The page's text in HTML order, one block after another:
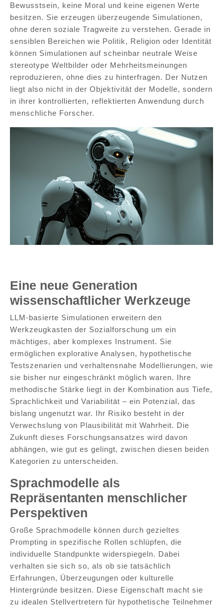
Bewusstsein, keine Moral und keine eigenen Werte
besitzen. Sie erzeugen überzeugende Simulationen,
ohne deren soziale Tragweite zu verstehen. Gerade in
sensiblen Bereichen wie Politik, Religion oder Identität
können Simulationen auf scheinbar neutrale Weise
stereotype Weltbilder oder Mehrheitsmeinungen
reproduzieren, ohne dies zu hinterfragen. Der Nutzen
liegt also nicht in der Objektivität der Modelle, sondern
in ihrer kontrollierten, reflektierten Anwendung durch
menschliche Forscher.
Eine neue Generation
wissenschaftlicher Werkzeuge
LLM-basierte Simulationen erweitern den
Werkzeugkasten der Sozialforschung um ein
mächtiges, aber komplexes Instrument. Sie
ermöglichen explorative Analysen, hypothetische
Testszenarien und verhaltensnahe Modellierungen, wie
sie bisher nur eingeschränkt möglich waren. Ihre
methodische Stärke liegt in der Kombination aus Tiefe,
Sprachlichkeit und Variabilität – ein Potenzial, das
bislang ungenutzt war. Ihr Risiko besteht in der
Verwechslung von Plausibilität mit Wahrheit. Die
Zukunft dieses Forschungsansatzes wird davon
abhängen, wie gut es gelingt, zwischen diesen beiden
Kategorien zu unterscheiden.
Sprachmodelle als
Repräsentanten menschlicher
Perspektiven
Große Sprachmodelle können durch gezieltes
Prompting in spezifische Rollen schlüpfen, die
individuelle Standpunkte widerspiegeln. Dabei
verhalten sie sich so, als ob sie tatsächlich
Erfahrungen, Überzeugungen oder kulturelle
Hintergründe besitzen. Diese Eigenschaft macht sie
zu idealen Stellvertretern für hypothetische Teilnehmer